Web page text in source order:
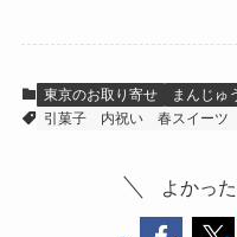
東京のお取り寄せ まんじゅ
引菓子
内祝い 春スイーツ
よかっ